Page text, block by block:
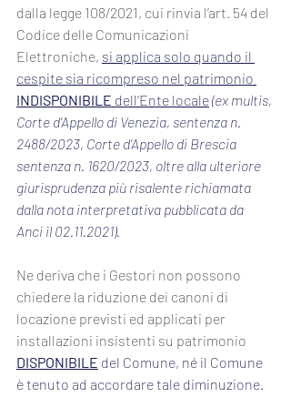
dalla legge 108/2021, cui rinvia l’art. 54 del
Codice delle Comunicazioni
Elettroniche, si applica solo quando il
cespite sia ricompreso nel patrimonio
INDISPONIBILE dell’Ente locale(ex multis,
Corte d’Appello di Venezia, sentenza n.
2488/2023, Corte d’Appello di Brescia
sentenza n. 1620/2023, oltre alla ulteriore
giurisprudenza più risalente richiamata
dalla nota interpretativa pubblicata da
Anci il 02.11.2021).
Ne deriva che i Gestori non possono
chiedere la riduzione dei canoni di
locazione previsti ed applicati per
installazioni insistenti su patrimonio
DISPONIBILE del Comune, né il Comune
è tenuto ad accordare tale diminuzione.